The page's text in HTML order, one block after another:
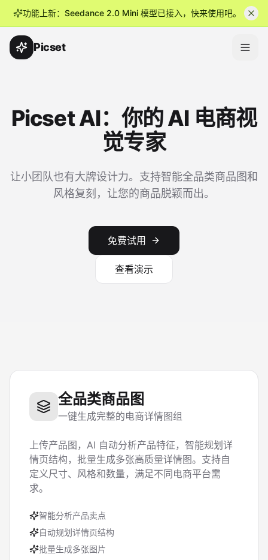
功能上新：Seedance 2.0 Mini 模型已接入，快来使用吧。
Picset
Picset AI：你的 AI 电商视
觉专家
让小团队也有大牌设计力。支持智能全品类商品图和
风格复刻，让您的商品脱颖而出。
免费试用
查看演示
全品类商品图
一键生成完整的电商详情图组
上传产品图，AI 自动分析产品特征，智能规划详
情页结构，批量生成多张高质量详情图。支持自
定义尺寸、风格和数量，满足不同电商平台需
求。
智能分析产品卖点
自动规划详情页结构
批量生成多张图片